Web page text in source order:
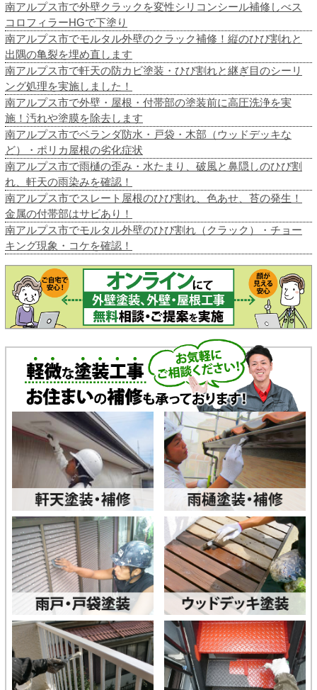
南アルプス市で外壁クラックを変性シリコンシール補修しべス
コロフィラーHGで下塗り
南アルプス市でモルタル外壁のクラック補修！縦のひび割れと
出隅の亀裂を埋め直します
南アルプス市で軒天の防カビ塗装・ひび割れと継ぎ目のシーリ
ング処理を実施しました！
南アルプス市で外壁・屋根・付帯部の塗装前に高圧洗浄を実
施！汚れや塗膜を除去します
南アルプス市でベランダ防水・戸袋・木部（ウッドデッキな
ど）・ポリカ屋根の劣化症状
南アルプス市で雨樋の歪み・水たまり、破風と鼻隠しのひび割
れ、軒天の雨染みを確認！
南アルプス市でスレート屋根のひび割れ、色あせ、苔の発生！
金属の付帯部はサビあり！
南アルプス市でモルタル外壁のひび割れ（クラック）・チョー
キング現象・コケを確認！